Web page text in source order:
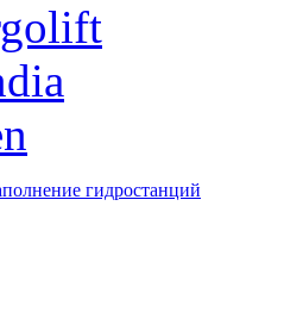
гидростанций